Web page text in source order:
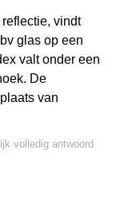
vindt
glas op een
valt onder een
De
van
volledig antwoord